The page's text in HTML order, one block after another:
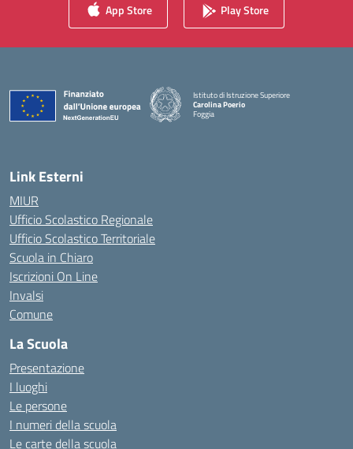
App Store Play Store
Istituto di Istruzione Superiore
Carolina Poerio
Foggia
— Visita la pagina iniziale della scuola
Link Esterni
MIUR
Ufficio Scolastico Regionale
Ufficio Scolastico Territoriale
Scuola in Chiaro
Iscrizioni On Line
Invalsi
Comune
La Scuola
Presentazione
I luoghi
Le persone
I numeri della scuola
Le carte della scuola